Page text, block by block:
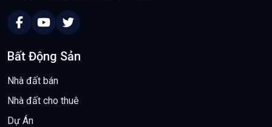
Bất Động Sản
Nhà đất bán
Nhà đất cho thuê
Dự Án